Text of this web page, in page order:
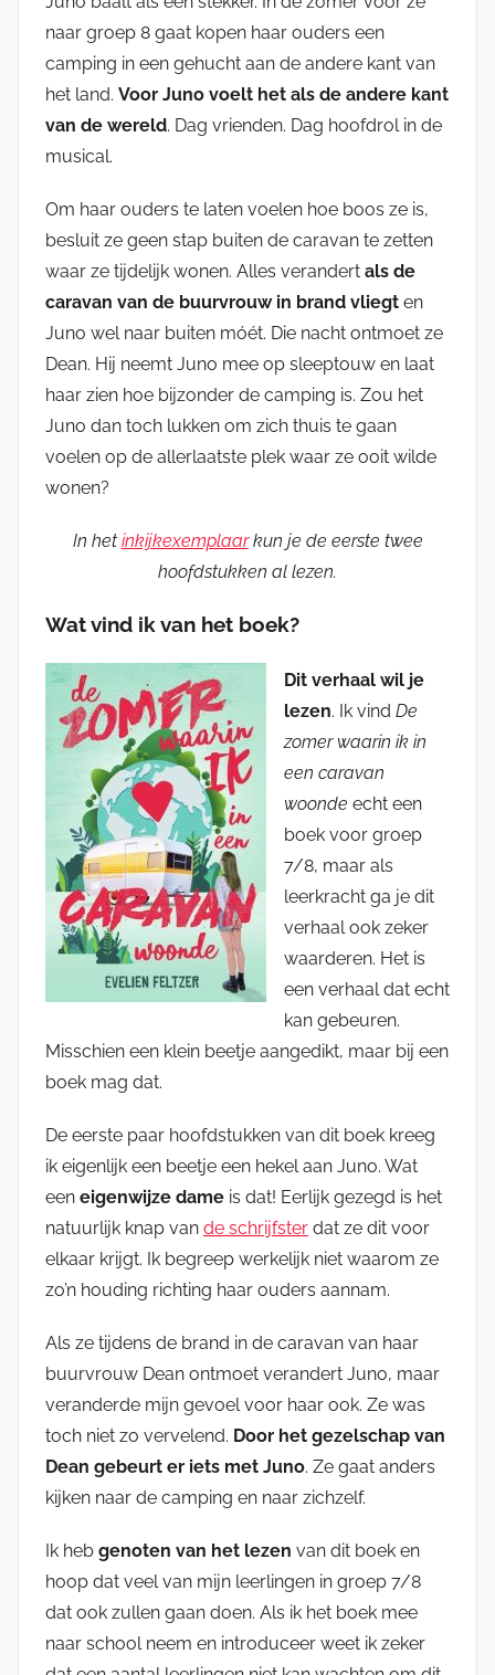
naar groep 8 gaat kopen haar ouders een
camping in een gehucht aan de andere kant van
het land. Voor Juno voelt het als de andere kant
van de wereld. Dag vrienden. Dag hoofdrol in de
musical.
Om haar ouders te laten voelen hoe boos ze is,
besluit ze geen stap buiten de caravan te zetten
waar ze tijdelijk wonen. Alles verandert als de
caravan van de buurvrouw in brand vliegt en
Juno wel naar buiten móét. Die nacht ontmoet ze
Dean. Hij neemt Juno mee op sleeptouw en laat
haar zien hoe bijzonder de camping is. Zou het
Juno dan toch lukken om zich thuis te gaan
voelen op de allerlaatste plek waar ze ooit wilde
wonen?
In het inkijkexemplaarkun je de eerste twee
hoofdstukken al lezen.
Wat vind ik van het boek?
Dit verhaal wil je
lezen. Ik vind De
zomer waarin ik in
een caravan
woonde echt een
boek voor groep
7/8, maar als
leerkracht ga je dit
verhaal ook zeker
waarderen. Het is
een verhaal dat echt
kan gebeuren.
Misschien een klein beetje aangedikt, maar bij een
boek mag dat.
De eerste paar hoofdstukken van dit boek kreeg
ik eigenlijk een beetje een hekel aan Juno. Wat
een eigenwijze dame is dat! Eerlijk gezegd is het
natuurlijk knap van de schrijfster dat ze dit voor
elkaar krijgt. Ik begreep werkelijk niet waarom ze
zo’n houding richting haar ouders aannam.
Als ze tijdens de brand in de caravan van haar
buurvrouw Dean ontmoet verandert Juno, maar
veranderde mijn gevoel voor haar ook. Ze was
toch niet zo vervelend. Door het gezelschap van
Dean gebeurt er iets met Juno. Ze gaat anders
kijken naar de camping en naar zichzelf.
Ik heb genoten van het lezen van dit boek en
hoop dat veel van mijn leerlingen in groep 7/8
dat ook zullen gaan doen. Als ik het boek mee
naar school neem en introduceer weet ik zeker